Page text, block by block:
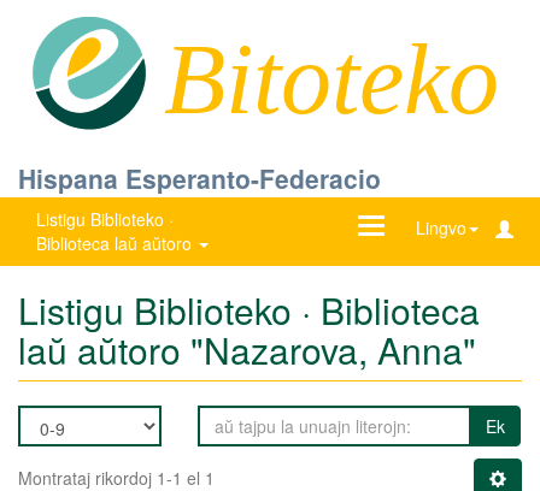
Bitoteko
Hispana Esperanto-Federacio
Listigu Biblioteko ·
Biblioteca laŭ aŭtoro
Lingvo
Ŝanĝu
Listigu Biblioteko · Biblioteca
laŭ aŭtoro "Nazarova, Anna"
Ek
Montrataj rikordoj 1-1 el 1